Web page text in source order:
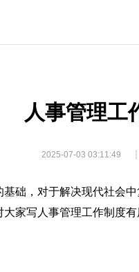
人事管理工
2025-07-03 03:11:49 |
础，对于解决现代社会
家写人事管理工作制度有